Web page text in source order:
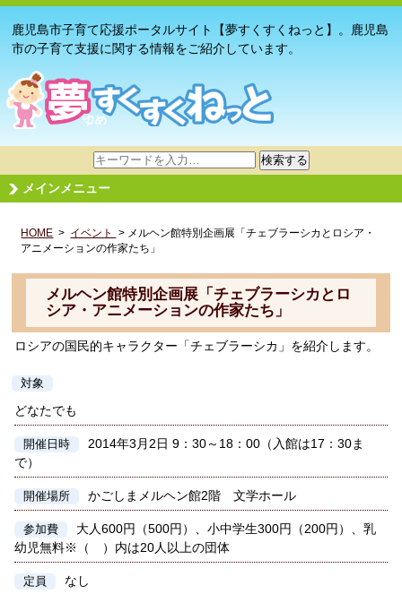
鹿児島市子育て応援ポータルサイト【夢すくすくねっと】。鹿児島
市の子育て支援に関する情報をご紹介しています。
サ
イ
ト
検
索
検索する
メインメニュー
HOME > イベント
> メルヘン館特別企画展「チェブラーシカとロシア・
アニメーションの作家たち」
メルヘン館特別企画展「チェブラーシカとロ
シア・アニメーションの作家たち」
ロシアの国民的キャラクター「チェブラーシカ」を紹介します。
対象
どなたでも
開催日時
2014年3月2日 9：30～18：00（入館は17：30ま
で）
開催場所 かごしまメルヘン館2階 文学ホール
参加費
大人600円（500円）、小中学生300円（200円）、乳
幼児無料※（ ）内は20人以上の団体
定員 なし